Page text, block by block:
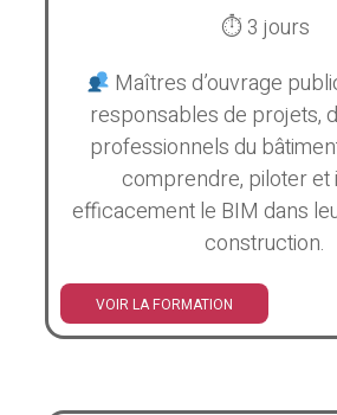
⏱ 3 jours
Maîtres d’ouvrage
responsables de projets,
professionnels du
comprendre, piloter et
efficacement le BIM dans
construction.
VOIR LA FORMATION